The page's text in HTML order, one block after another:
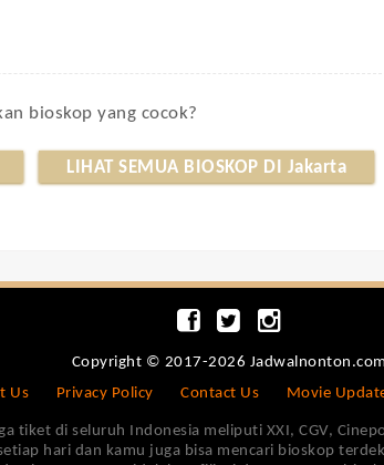
bioskop yang cocok?
LIHAT SEMUA BIOSKOP DI Jakarta
Copyright © 2017-2026 Jadwalnonton.com
Us
Privacy Policy Contact Us Movie
di seluruh Indonesia meliputi XXI, CGV,
hari dan kamu juga bisa mencari bioskop